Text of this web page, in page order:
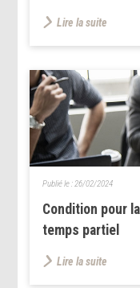
Lire la suite
Condition pour
temps partiel
Publié le : 26/02/2024
Lire la suite